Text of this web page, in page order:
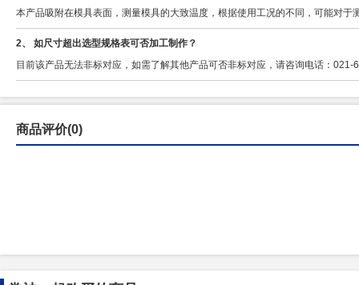
本产品吸附在模具表面，测量模具的大致温度，根据使用工况的不同，可能对于
2、 如尺寸超出选型规格表可否加工制作？
目前该产品无法非标对应，如需了解其他产品可否非标对应，请咨询电话：
商品评价(0)